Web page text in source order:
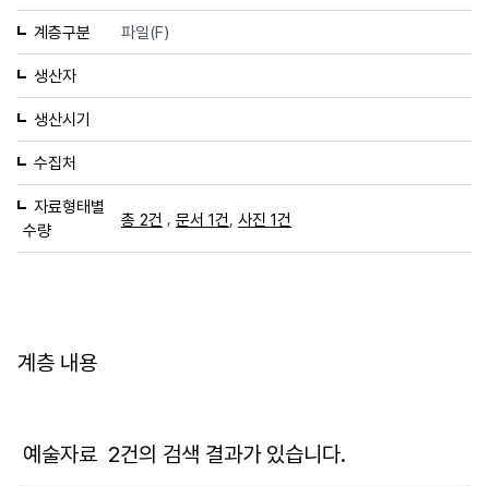
계층구분 파일(F)
생산자
생산시기
수집처
자료형태별
수량
총 2건 , 문서 1건 사진 1건
계층 내용
예술자료 2건의 검색 결과가 있습니다.